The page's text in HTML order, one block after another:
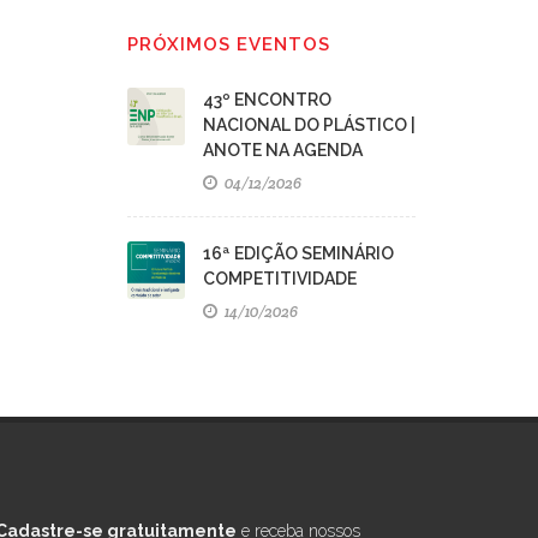
PRÓXIMOS EVENTOS
43º ENCONTRO
NACIONAL DO PLÁSTICO |
ANOTE NA AGENDA
04/12/2026
16ª EDIÇÃO SEMINÁRIO
COMPETITIVIDADE
14/10/2026
se gratuitamente e receba nossos